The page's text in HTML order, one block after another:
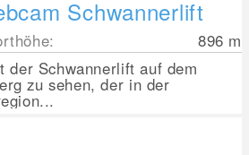
Schwannerlift
896 m
der Schwannerlift auf dem
zu sehen, der in der